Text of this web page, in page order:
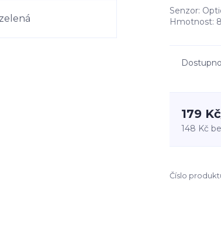
Senzor:
Hmotnost:
179 Kč
148 Kč
Číslo